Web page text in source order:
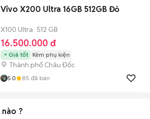
Vivo X200 Ultra 16GB 512GB Đỏ
X100 Ultra 512 GB
16.500.000 đ
Giá tốt Kèm phụ kiện
Thành phố Châu Đốc
5.0 85 đã bán
nào ?